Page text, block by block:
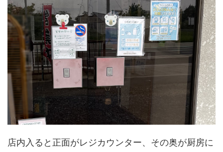
店内入ると正面がレジカウンター、その奥が厨房に